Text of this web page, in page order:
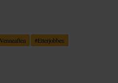
Venneaften #Etterjobben